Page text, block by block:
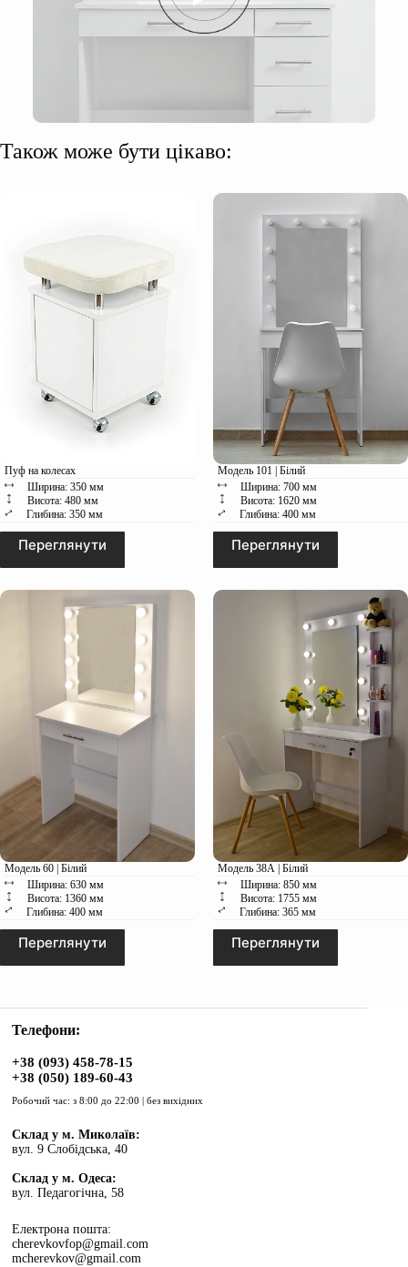
Також може бути цікаво:
Пуф на колесах
Ширина: 350 мм
Висота: 480 мм
Глибина: 350 мм
Переглянути
Модель 101 | Білий
Ширина: 700 мм
Висота: 1620 мм
Глибина: 400 мм
Переглянути
Модель 60 | Білий
Ширина: 630 мм
Висота: 1360 мм
Глибина: 400 мм
Переглянути
Модель 38А | Білий
Ширина: 850 мм
Висота: 1755 мм
Глибина: 365 мм
Переглянути
Телефони:
+38 (093) 458-78-15
+38 (050) 189-60-43
Робочий час: з 8:00 до 22:00 | без вихідних
Склад у м. Миколаїв:
вул. 9 Слобідська, 40
Склад у м. Одеса:
вул. Педагогічна, 58
Електрона пошта:
cherevkovfop@gmail.com
mcherevkov@gmail.com